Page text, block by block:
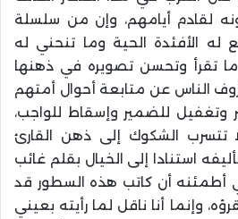
لقادم أيامهم، وإن من سلسلة
له الأفئدة الحية وما تنحني له
تقرأ وتحسن تصويره في ذهنها
الناس عن متابعة أحوال أمتهم
وتغفيل للضمير وإسقاط للواجب،
تتسرب الشكوك إلى ذهن القارئ
استنادا إلى الخيال بقلم غائب
أطمئنه أن كاتب هذه السطور قد
وإنما أنا ناقل لما رأيته بعيني